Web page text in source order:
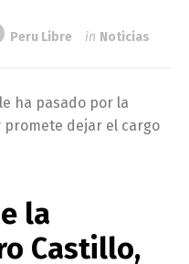
Peru Libre in Noticias
ha pasado por la
promete dejar el cargo
la
Castillo,